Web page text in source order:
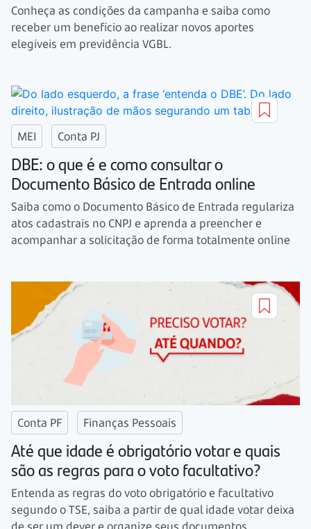
Conheça as condições da campanha e saiba como
receber um benefício ao realizar novos aportes
elegíveis em previdência VGBL.
MEI Conta PJ
DBE: o que é e como consultar o
Documento Básico de Entrada online
Saiba como o Documento Básico de Entrada regulariza
atos cadastrais no CNPJ e aprenda a preencher e
acompanhar a solicitação de forma totalmente online
Conta PF Finanças Pessoais
Até que idade é obrigatório votar e quais
são as regras para o voto facultativo?
Entenda as regras do voto obrigatório e facultativo
segundo o TSE, saiba a partir de qual idade votar deixa